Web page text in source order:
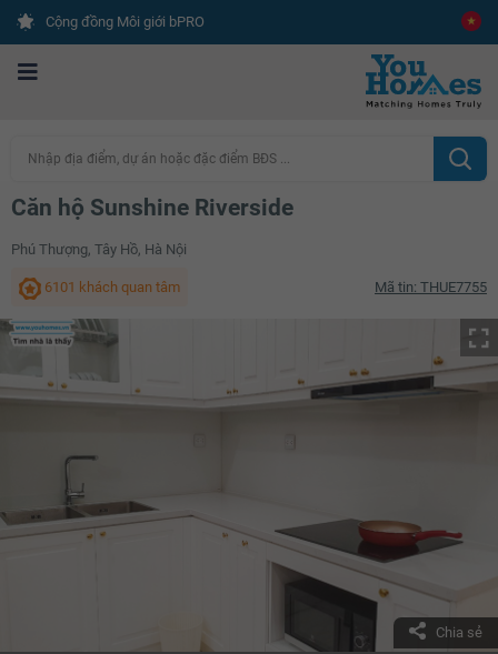
Cộng đồng Môi giới bPRO
Nhập địa điểm, dự án hoặc đặc điểm BĐS ...
Căn hộ Sunshine Riverside
Phú Thượng, Tây Hồ, Hà Nội
6101 khách quan tâm Mã tin: THUE7755
Chia sẻ